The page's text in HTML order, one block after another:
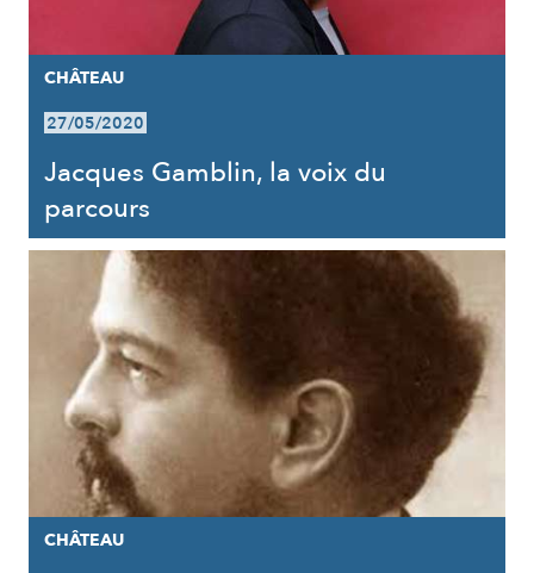
CHÂTEAU
27/05/2020
Jacques Gamblin, la voix du
parcours
CHÂTEAU